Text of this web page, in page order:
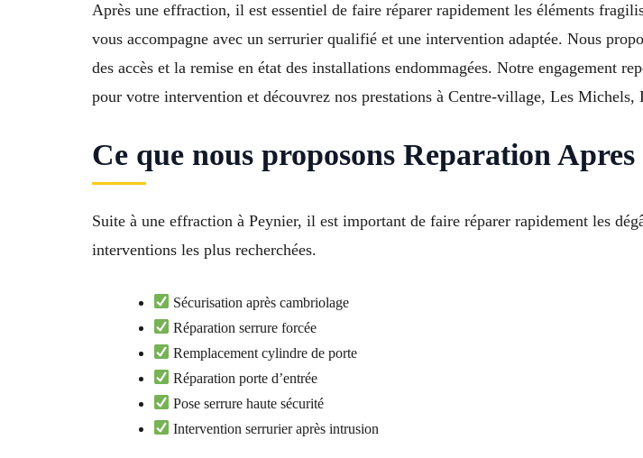
Après une effraction, il est essentiel de faire réparer rapidement les éléments
vous accompagne avec un serrurier qualifié et une intervention adaptée. Nous
des accès et la remise en état des installations endommagées. Notre engagement
pour votre intervention et découvrez nos prestations à Centre-village, Les Michels,
Ce que nous proposons Reparation
Suite à une effraction à Peynier, il est important de faire réparer rapidement les
interventions les plus recherchées.
Sécurisation après cambriolage
Réparation serrure forcée
Remplacement cylindre de porte
Réparation porte d’entrée
Pose serrure haute sécurité
Intervention serrurier après intrusion